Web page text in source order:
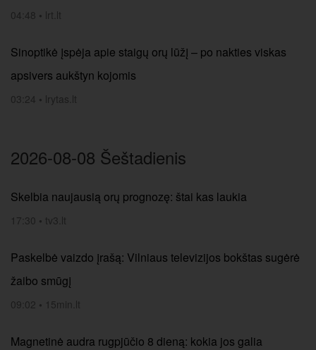
04:48 • lrt.lt
Sinoptikė įspėja apie staigų orų lūžį – po nakties viskas
apsivers aukštyn kojomis
03:24 • lrytas.lt
2026-08-08 Šeštadienis
Skelbia naujausią orų prognozę: štai kas laukia
17:30 • tv3.lt
Paskelbė vaizdo įrašą: Vilniaus televizijos bokštas sugėrė
žaibo smūgį
09:02 • 15min.lt
Magnetinė audra rugpjūčio 8 dieną: kokia jos galia